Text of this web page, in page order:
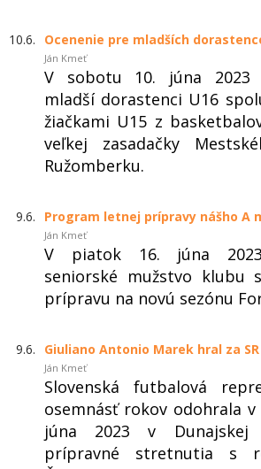
10.6. Ocenenie pre mladších
Ján Kmeť
V sobotu 10. júna 2023
mladší dorastenci U16
žiačkami U15 z
veľkej zasadačky
Ružomberku.
9.6. Program letnej prípravy nášho A
Ján Kmeť
V piatok 16. júna
seniorské mužstvo klubu
prípravu na novú sezónu
9.6. Giuliano Antonio Marek hral za SR
Ján Kmeť
Slovenská futbalová
osemnásť rokov odohrala v
júna 2023 v Dunajskej
prípravné stretnutia s